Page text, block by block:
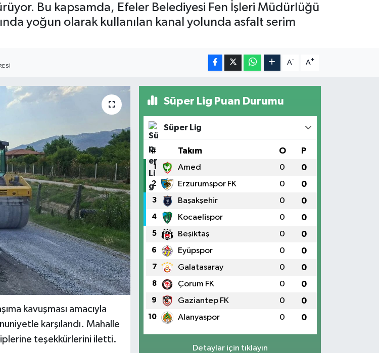
Bu kapsamda, Efeler Belediyesi Fen İşleri Müdürlüğü
yoğun olarak kullanılan kanal yolunda asfalt serim
A- A+
kavuşması amacıyla
karşılandı. Mahalle
teşekkürlerini iletti.
Süper Lig Puan Durumu
Süper Lig
# Takım O P
1 Amed 0 0
2 Erzurumspor FK 0 0
3 Başakşehir 0 0
4 Kocaelispor 0 0
5 Beşiktaş 0 0
6 Eyüpspor 0 0
7 Galatasaray 0 0
8 Çorum FK 0 0
9 Gaziantep FK 0 0
10 Alanyaspor 0 0
Detaylar için tıklayın